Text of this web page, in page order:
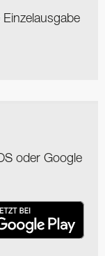
oder Google